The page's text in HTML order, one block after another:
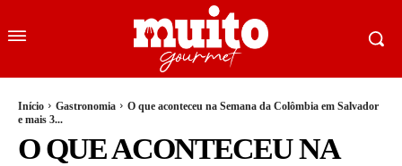
Início Gastronomia
O que aconteceu na Semana da Colômbia em Salvador
e mais 3...
O QUE ACONTECEU NA